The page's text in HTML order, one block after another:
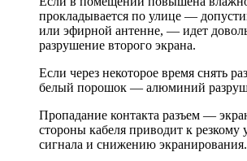
прокладывается по улице —
или эфирной антенне, — идет
разрушение второго экрана.
Если через некоторое время снять
белый порошок — алюминий
Пропадание контакта разъем —
стороны кабеля приводит к резкому
сигнала и снижению экранирования.